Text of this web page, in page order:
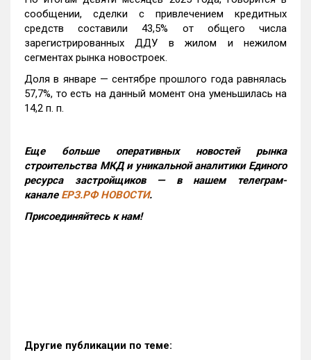
сообщении, сделки с привлечением кредитных
средств составили 43,5% от общего числа
зарегистрированных ДДУ в жилом и нежилом
сегментах рынка новостроек.
Доля в январе — сентябре прошлого года равнялась
57,7%, то есть на данный момент она уменьшилась на
14,2 п. п.
Еще больше оперативных новостей рынка
строительства МКД и уникальной аналитики Единого
ресурса застройщиков — в нашем телеграм-
канале ЕРЗ.РФ НОВОСТИ.
Присоединяйтесь к нам!
Другие публикации по теме: